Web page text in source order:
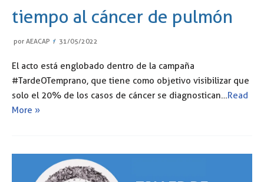
tiempo al cáncer de pulmón
por AEACAP 31/05/2022
El acto está englobado dentro de la campaña
#TardeOTemprano, que tiene como objetivo visibilizar que
solo el 20% de los casos de cáncer se diagnostican…Read
More »